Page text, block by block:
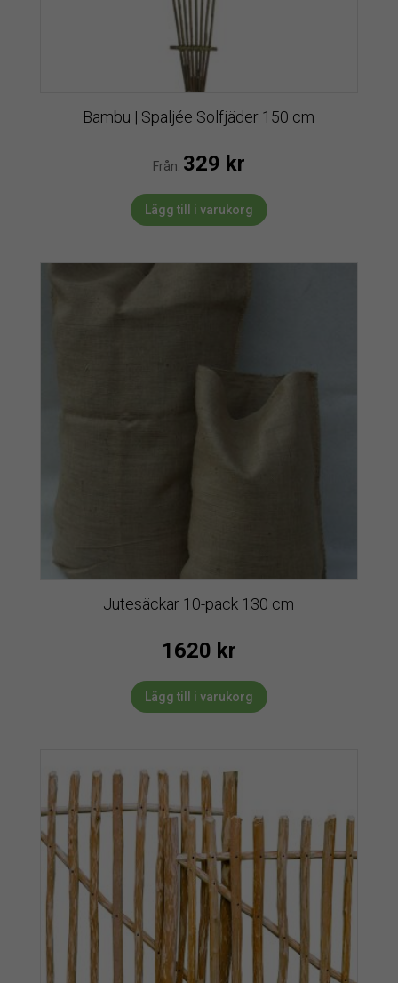
Bambu | Spaljée Solfjäder 150 cm
Från: 329 kr
Lägg till i varukorg
Jutesäckar 10-pack 130 cm
1620 kr
Lägg till i varukorg